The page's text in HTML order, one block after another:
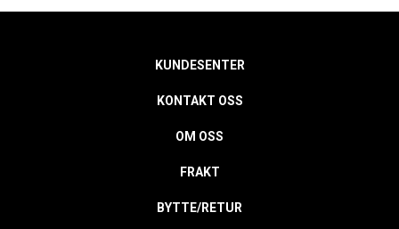
KUNDESENTER
KONTAKT OSS
OM OSS
FRAKT
BYTTE/RETUR